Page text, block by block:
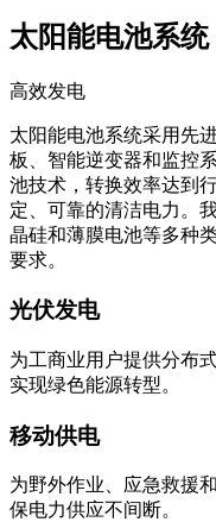
太阳能电池系统
高效发电
太阳能电池系统采用先
板、智能逆变器和监控
池技术，转换效率达到
定、可靠的清洁电力。
晶硅和薄膜电池等多种
要求。
光伏发电
为工商业用户提供分布
实现绿色能源转型。
移动供电
为野外作业、应急救援
保电力供应不间断。